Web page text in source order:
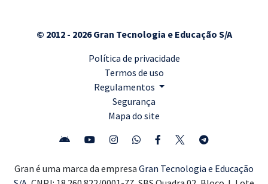
© 2012 - 2026 Gran Tecnologia e Educação S/A
Política de privacidade
Termos de uso
Regulamentos
Segurança
Mapa do site
Gran é uma marca da empresa Gran Tecnologia e Educação